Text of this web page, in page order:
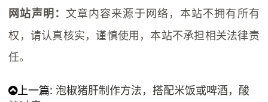
网站声明： 文章内容来源于网络，本站不拥有所有
权，请认真核实，谨慎使用，本站不承担相关法律责
任。
上一篇: 泡椒猪肝制作方法，搭配米饭或啤酒，酸